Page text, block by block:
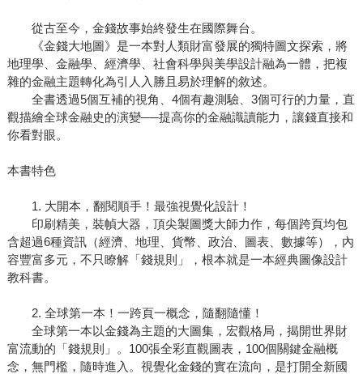
從古至今，金錢故事始終發生在國際舞台。
《金錢大地圖》是一本對人類財富發展的獨特圖文探索，將
地理學、金融學、經濟學、社會科學與美學設計融為一體，把複
雜的金融主題轉化為引人入勝且易於理解的敘述。
全書透過5個互補的視角、4個有趣測驗、3個可行的力量，直
觀描繪全球金融史的演變──提高你的金融識讀能力，讓錢直接和
你看對眼。
本書特色
1. 大開本，翻閱順手！最強視覺化設計！
印刷精美，裝幀大器，頂尖製圖獎大師力作，每個跨頁均包
含超過6種資訊（經濟、地理、貨幣、政治、圖表、數據等），內
容豐富多元，不只瞭解「錢規則」，根本就是一本經典圖像設計
教科書。
2. 全球第一本！一跨頁一概念，隨翻隨懂！
全球第一本以金錢為主題的大圖集，宏觀格局，揭開世界財
富流動的「錢規則」。100張全彩直觀圖表，100個關鍵金融概
念，無門檻，隨時進入。視覺化金錢的實在流向，是打開全新國